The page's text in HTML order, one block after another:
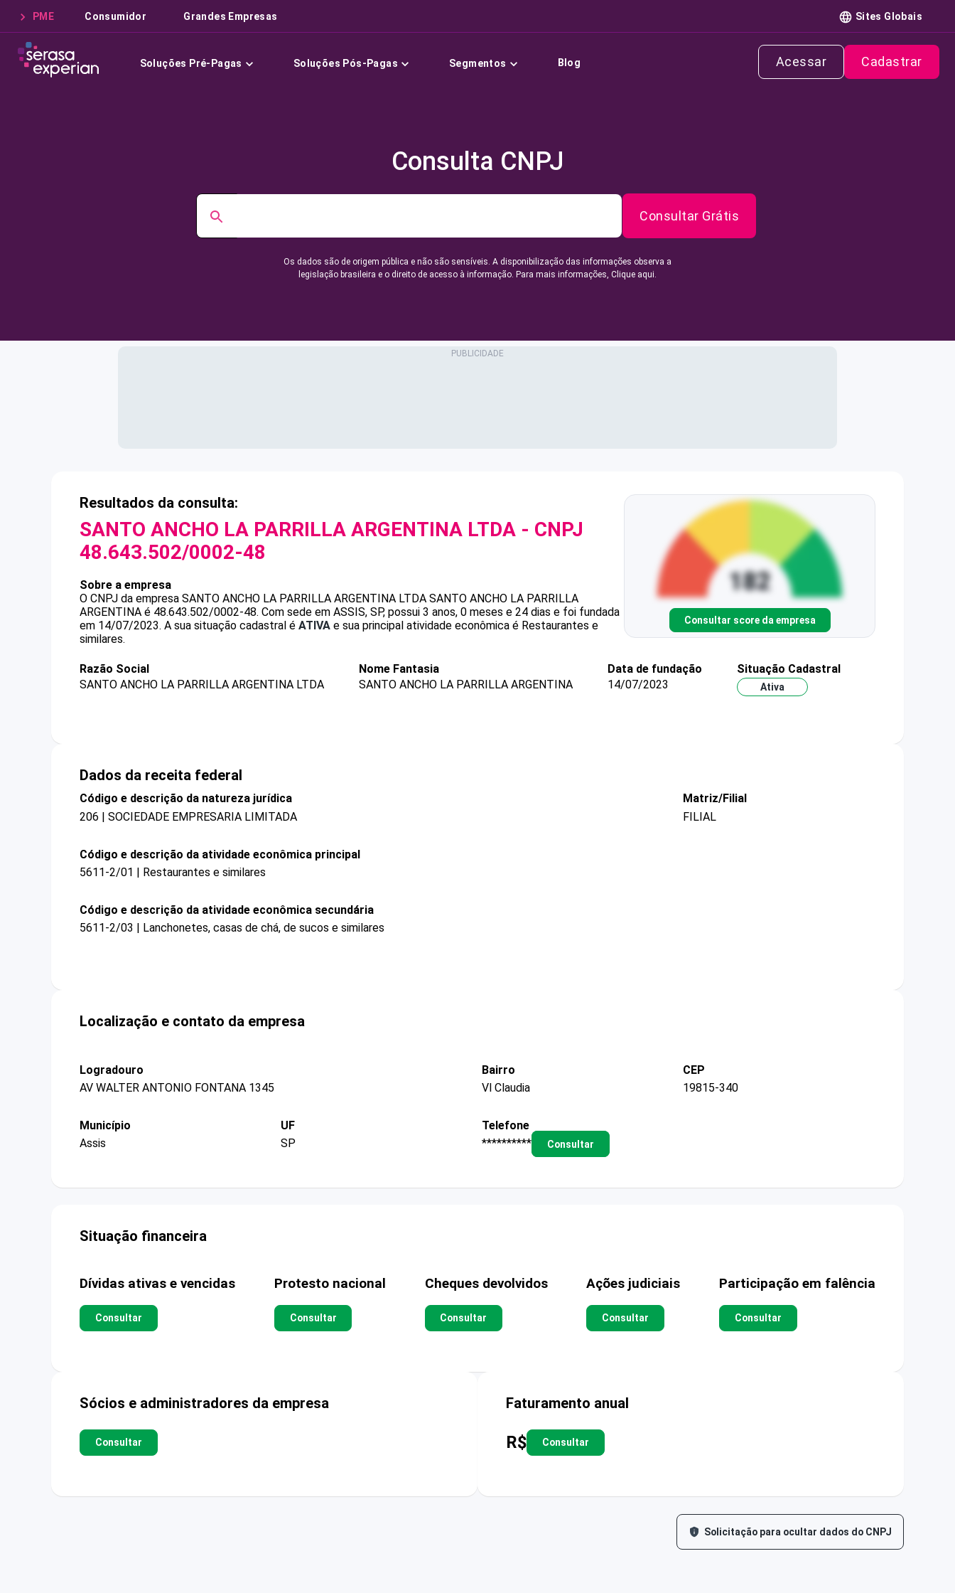
PME Consumidor Grandes Empresas Sites Globais
Soluções Pré-Pagas Soluções Pós-Pagas Segmentos Blog Acessar Cadastrar
Consulta CNPJ
Consultar Grátis
Os dados são de origem pública e não são sensíveis. A disponibilização das informações observa a
legislação brasileira e o direito de acesso à informação. Para mais informações, Clique aqui.
Resultados da consulta:
SANTO ANCHO LA PARRILLA ARGENTINA LTDA - CNPJ
48.643.502/0002-48
Sobre a empresa
O CNPJ da empresa SANTO ANCHO LA PARRILLA ARGENTINA LTDA SANTO ANCHO LA PARRILLA
ARGENTINA é 48.643.502/0002-48. Com sede em ASSIS, SP, possui 3 anos, 0 meses e 24 dias e foi fundada
em 14/07/2023. A sua situação cadastral é ATIVA e sua principal atividade econômica é Restaurantes e
similares.
Consultar score da empresa
Razão Social
SANTO ANCHO LA PARRILLA ARGENTINA LTDA
Nome Fantasia
SANTO ANCHO LA PARRILLA ARGENTINA
Data de fundação
14/07/2023
Situação Cadastral
Ativa
Dados da receita federal
Código e descrição da natureza jurídica
206 | SOCIEDADE EMPRESARIA LIMITADA
Matriz/Filial
FILIAL
Código e descrição da atividade econômica principal
5611-2/01 | Restaurantes e similares
Código e descrição da atividade econômica secundária
5611-2/03 | Lanchonetes, casas de chá, de sucos e similares
Localização e contato da empresa
Logradouro
AV WALTER ANTONIO FONTANA 1345
Bairro
Vl Claudia
CEP
19815-340
Município
Assis
UF
SP
Telefone
**********
Consultar
Situação financeira
Dívidas ativas e vencidas
Consultar
Protesto nacional
Consultar
Cheques devolvidos
Consultar
Ações judiciais
Consultar
Participação em falência
Consultar
Sócios e administradores da empresa
Consultar
Faturamento anual
R$ Consultar
Solicitação para ocultar dados do CNPJ